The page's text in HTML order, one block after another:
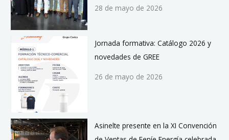
28 de mayo de 2026
Jornada formativa: Catálogo 2026 y
novedades de GREE
26 de mayo de 2026
Asinelte presente en la XI Convención